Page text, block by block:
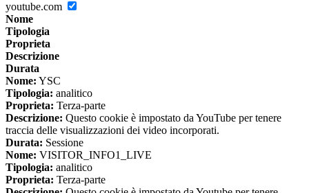
youtube.com
Nome
Tipologia
Proprieta
Descrizione
Durata
Nome: YSC
Tipologia: analitico
Proprieta: Terza-parte
Descrizione: Questo cookie è impostato da YouTube per tenere
traccia delle visualizzazioni dei video incorporati.
Durata: Sessione
Nome: VISITOR_INFO1_LIVE
Tipologia: analitico
Proprieta: Terza-parte